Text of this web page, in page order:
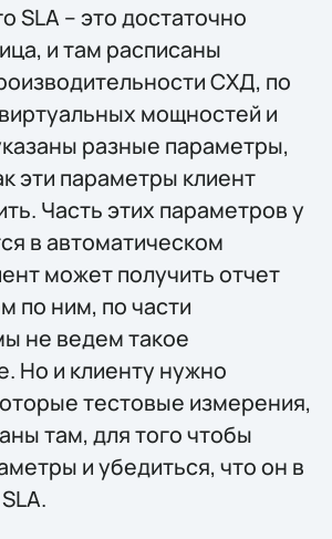
SLA – это достаточно
и там расписаны
CХД, по
мощностей и
разные параметры,
эти параметры клиент
Часть этих параметров у
в автоматическом
может получить отчет
по ним, по части
не ведем такое
Но и клиенту нужно
тестовые измерения,
там, для того чтобы
и убедиться, что он в